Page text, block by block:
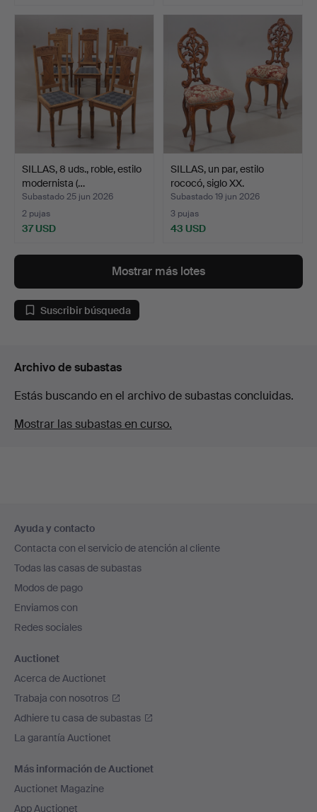
SILLAS, 8 uds., roble, estilo
modernista (…
Subastado 25 jun 2026
2 pujas
37 USD
SILLAS, un par, estilo
rococó, siglo XX.
Subastado 19 jun 2026
3 pujas
43 USD
Mostrar más lotes
Suscribir búsqueda
Archivo de subastas
Estás buscando en el archivo de subastas concluidas.
Mostrar las subastas en curso.
en
el
pie
de
página
Ayuda y contacto
Contacta con el servicio de atención al cliente
Todas las casas de subastas
Modos de pago
Enviamos con
Redes sociales
Auctionet
Acerca de Auctionet
Trabaja con nosotros
Adhiere tu casa de subastas
La garantía Auctionet
Más información de Auctionet
Auctionet Magazine
App Auctionet